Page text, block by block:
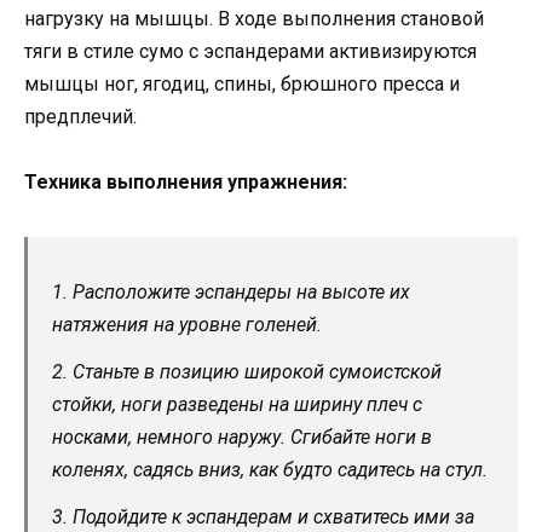
нагрузку на мышцы. В ходе выполнения становой
тяги в стиле сумо с эспандерами активизируются
мышцы ног, ягодиц, спины, брюшного пресса и
предплечий.
Техника выполнения упражнения:
1. Расположите эспандеры на высоте их
натяжения на уровне голеней.
2. Станьте в позицию широкой сумоистской
стойки, ноги разведены на ширину плеч с
носками, немного наружу. Сгибайте ноги в
коленях, садясь вниз, как будто садитесь на стул.
3. Подойдите к эспандерам и схватитесь ими за